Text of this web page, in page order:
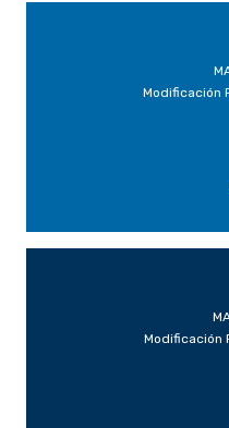
Modificación
Modificación